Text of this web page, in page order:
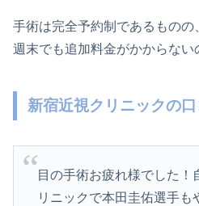
手術は完全予約制であるもの
週末でも追加料金がかからない
新宿近視クリニックの口
目の手術お疲れ様でした！
リニックで本田圭佑選手も